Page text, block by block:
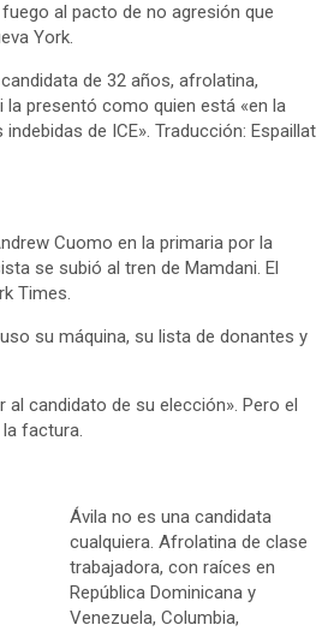
al pacto de no agresión que
York.
de 32 años, afrolatina,
la presentó como quien está «en la
de ICE». Traducción: Espaillat
Cuomo en la primaria por la
se subió al tren de Mamdani. El
Times.
su máquina, su lista de donantes y
candidato de su elección». Pero el
factura.
Ávila no es una candidata
cualquiera. Afrolatina de clase
trabajadora, con raíces en
República Dominicana y
Venezuela, Columbia,